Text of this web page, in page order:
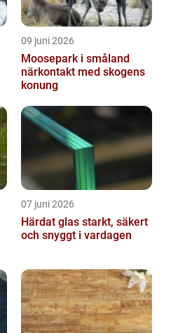
09 juni 2026
Moosepark i småland
närkontakt med skogens
konung
07 juni 2026
Härdat glas starkt, säkert
och snyggt i vardagen